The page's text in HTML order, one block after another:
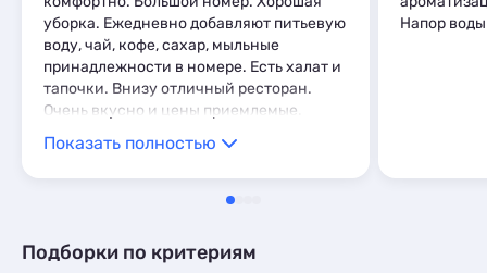
1
уборка. Ежедневно добавляют питьевую
воду, чай, кофе, сахар, мыльные
принадлежности в номере. Есть халат и
тапочки. Внизу отличный ресторан.
Очень вкусно и цены приемлемые.
Прекрасное расположение. Выход на
набережную, но не шумно. Что не
понравилось: Заявлен вид на море. В
итоге, вид боковой, через ветки дерево.
единственный минус. Комментарий:
Очень приятный отель, рекомендую!
Показать полностью
Напор воды
Подборки по критериям